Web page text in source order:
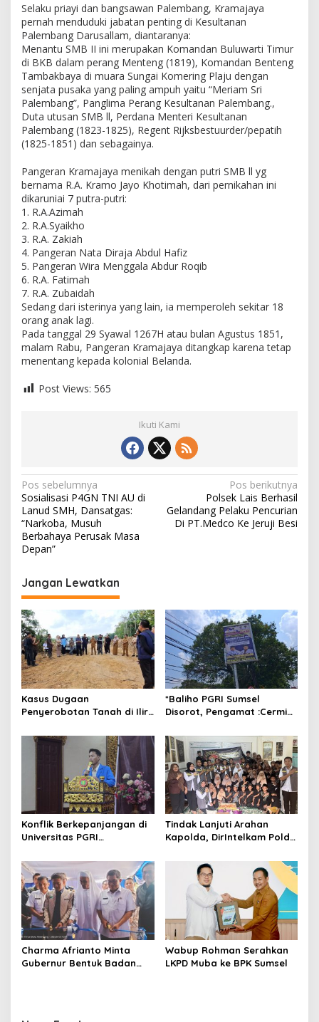
Selaku priayi dan bangsawan Palembang, Kramajaya
pernah menduduki jabatan penting di Kesultanan
Palembang Darusallam, diantaranya:
Menantu SMB II ini merupakan Komandan Buluwarti Timur
di BKB dalam perang Menteng (1819), Komandan Benteng
Tambakbaya di muara Sungai Komering Plaju dengan
senjata pusaka yang paling ampuh yaitu “Meriam Sri
Palembang”, Panglima Perang Kesultanan Palembang.,
Duta utusan SMB ll, Perdana Menteri Kesultanan
Palembang (1823-1825), Regent Rijksbestuurder/pepatih
(1825-1851) dan sebagainya.
Pangeran Kramajaya menikah dengan putri SMB ll yg
bernama R.A. Kramo Jayo Khotimah, dari pernikahan ini
dikaruniai 7 putra-putri:
1. R.A.Azimah
2. R.A.Syaikho
3. R.A. Zakiah
4. Pangeran Nata Diraja Abdul Hafiz
5. Pangeran Wira Menggala Abdur Roqib
6. R.A. Fatimah
7. R.A. Zubaidah
Sedang dari isterinya yang lain, ia memperoleh sekitar 18
orang anak lagi.
Pada tanggal 29 Syawal 1267H atau bulan Agustus 1851,
malam Rabu, Pangeran Kramajaya ditangkap karena tetap
menentang kepada kolonial Belanda.
Post Views: 565
Ikuti Kami
N
a
v
i
g
s
i
p
o
s
Pos sebelumnya
Sosialisasi P4GN TNI AU di
Lanud SMH, Dansatgas:
“Narkoba, Musuh
Berbahaya Perusak Masa
Depan”
Pos berikutnya
Polsek Lais Berhasil
Gelandang Pelaku Pencurian
Di PT.Medco Ke Jeruji Besi
Jangan Lewatkan
Kasus Dugaan
Penyerobotan Tanah di Ilir
Tuntaskan Plotting Lokasi,
Kuasa Hukum Desak
Penyidik Segera
Menindaklanjuti
*Baliho PGRI Sumsel
Disorot, Pengamat :Cermin
Internal*
Konflik Berkepanjangan di
Universitas PGRI
Presiden Mahasiswa Soroti
Dugaan Intimidasi dan
Tertutupnya Ruang Dialog
Tindak Lanjuti Arahan
Kapolda, DirIntelkam Polda
Panti Asuhan Mahabattul
Charma Afrianto Minta
Gubernur Bentuk Badan
Wabup Rohman Serahkan
LKPD Muba ke BPK Sumsel